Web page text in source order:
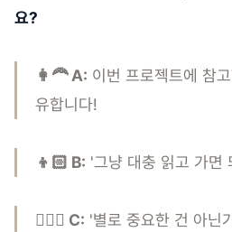
요?
👩‍🦰 A: 이번 프로젝트에 참
유합니다!
👦🏻 B: '그냥 대충 읽고 가면
👱🏻‍♀️ C: '별로 중요한 건 아닌